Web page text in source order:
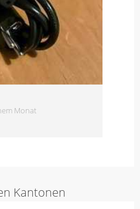
Monat
Kantonen